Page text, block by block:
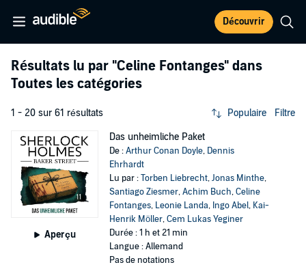
Découvrir
Résultats lu par "Celine Fontanges" dans
Toutes les catégories
1 - 20 sur 61 résultats Populaire Filtre
Aperçu
Das unheimliche Paket
De :Arthur Conan Doyle, Dennis
Ehrhardt
Lu par :Torben Liebrecht,Jonas Minthe,
Santiago Ziesmer,Achim Buch,Celine
Fontanges, Leonie Landa, Ingo Abel, Kai-
Henrik Möller,Cem Lukas Yeginer
Durée : 1 h et 21 min
Langue : Allemand
Pas de notations